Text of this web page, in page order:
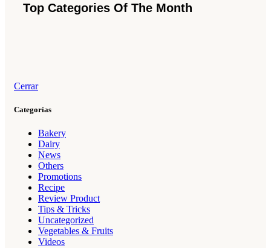
Top Categories Of The Month
Cerrar
Categorías
Bakery
Dairy
News
Others
Promotions
Recipe
Review Product
Tips & Tricks
Uncategorized
Vegetables & Fruits
Videos